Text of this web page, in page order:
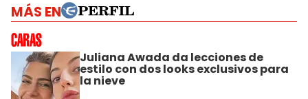
MÁS EN
Juliana Awada da lecciones de
estilo con dos looks exclusivos para
la nieve